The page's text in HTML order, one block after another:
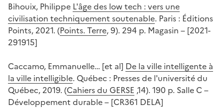
Bihouix, Philippe L'âge des low tech : vers une
civilisation techniquement soutenable. Paris : Éditions
Points, 2021. (Points. Terre, 9). 294 p. Magasin – [2021-
291915]
Caccamo, Emmanuelle… [et al] De la ville intelligente à
la ville intelligible. Québec : Presses de l'université du
Québec, 2019. (Cahiers du GERSE ,14). 190 p. Salle C –
Développement durable – [CR361 DELA]